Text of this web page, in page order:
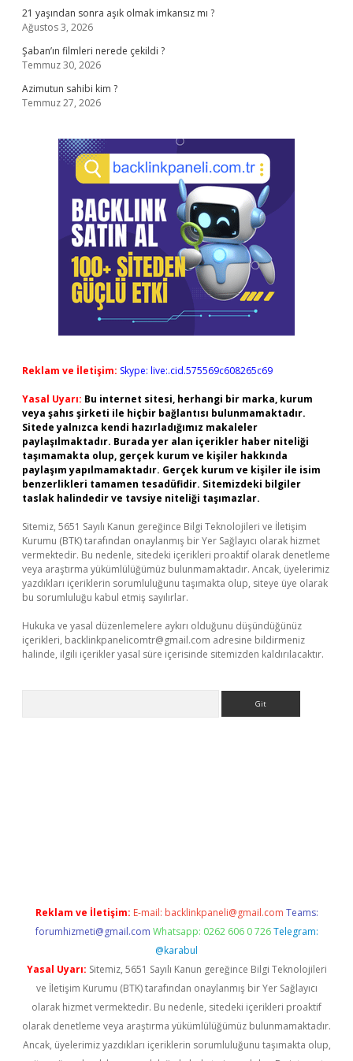
21 yaşından sonra aşık olmak imkansız mı ?
Ağustos 3, 2026
Şaban’ın filmleri nerede çekildi ?
Temmuz 30, 2026
Azimutun sahibi kim ?
Temmuz 27, 2026
Reklam ve İletişim: Skype: live:.cid.575569c608265c69
Yasal Uyarı: Bu internet sitesi, herhangi bir marka, kurum
veya şahıs şirketi ile hiçbir bağlantısı bulunmamaktadır.
Sitede yalnızca kendi hazırladığımız makaleler
paylaşılmaktadır. Burada yer alan içerikler haber niteliği
taşımamakta olup, gerçek kurum ve kişiler hakkında
paylaşım yapılmamaktadır. Gerçek kurum ve kişiler ile isim
benzerlikleri tamamen tesadüfidir. Sitemizdeki bilgiler
taslak halindedir ve tavsiye niteliği taşımazlar.
Sitemiz, 5651 Sayılı Kanun gereğince Bilgi Teknolojileri ve İletişim
Kurumu (BTK) tarafından onaylanmış bir Yer Sağlayıcı olarak hizmet
vermektedir. Bu nedenle, sitedeki içerikleri proaktif olarak denetleme
veya araştırma yükümlülüğümüz bulunmamaktadır. Ancak, üyelerimiz
yazdıkları içeriklerin sorumluluğunu taşımakta olup, siteye üye olarak
bu sorumluluğu kabul etmiş sayılırlar.
Hukuka ve yasal düzenlemelere aykırı olduğunu düşündüğünüz
içerikleri, backlinkpanelicomtr@gmail.com adresine bildirmeniz
halinde, ilgili içerikler yasal süre içerisinde sitemizden kaldırılacaktır.
Reklam ve İletişim: E-mail: backlinkpaneli@gmail.com Teams:
forumhizmeti@gmail.com Whatsapp: 0262 606 0 726 Telegram:
@karabul
Yasal Uyarı: Sitemiz, 5651 Sayılı Kanun gereğince Bilgi Teknolojileri
ve İletişim Kurumu (BTK) tarafından onaylanmış bir Yer Sağlayıcı
olarak hizmet vermektedir. Bu nedenle, sitedeki içerikleri proaktif
olarak denetleme veya araştırma yükümlülüğümüz bulunmamaktadır.
Ancak, üyelerimiz yazdıkları içeriklerin sorumluluğunu taşımakta olup,